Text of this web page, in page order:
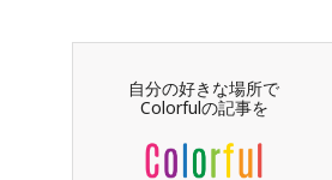
自分の好きな場所で
Colorfulの記事を